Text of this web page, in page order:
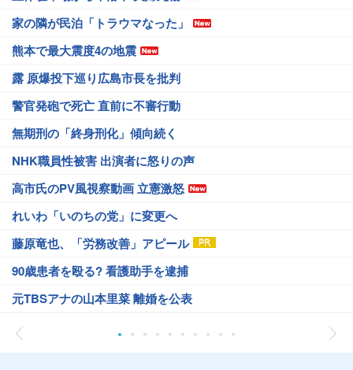
家の隣が民泊「トラウマなった」
熊本で最大震度4の地震
露 原爆投下巡り広島市長を批判
警官発砲で死亡 直前に不審行動
無期刑の「終身刑化」傾向続く
NHK職員性被害 出演者に怒りの声
高市氏のPV風視察動画 立憲激怒
れいわ「いのちの党」に変更へ
藤原竜也、「労務改善」アピール
90歳患者を殴る? 看護助手を逮捕
元TBSアナの山本里菜 離婚を公表